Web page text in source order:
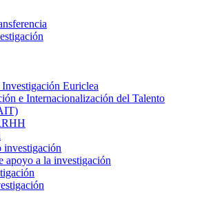
Euriclea
e Internacionalización del Talento
investigación
apoyo a la investigación